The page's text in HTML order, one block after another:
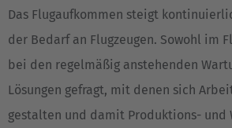
Das Flugaufkommen steigt
der Bedarf an Flugzeugen. Sowohl im
bei den regelmäßig anstehenden
Lösungen gefragt, mit denen sich
gestalten und damit Produktions- und